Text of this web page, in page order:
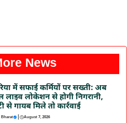
News
में सफाई कर्मियों पर सख्ती: अब
लाइव लोकेशन से होगी निगरानी,
से गायब मिले तो कार्रवाई
| August 7, 2026